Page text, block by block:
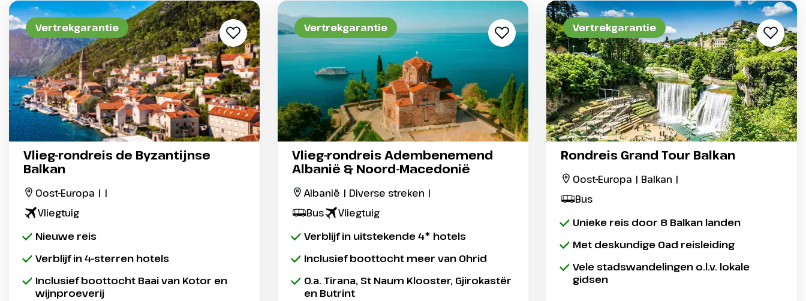
Vertrekgarantie
Vlieg-rondreis de Byzantijnse
Balkan
Oost-Europa | |
Vliegtuig
Nieuwe reis
Verblijf in 4-sterren hotels
Inclusief boottocht Baai van Kotor en
wijnproeverij
Vertrekgarantie
Vlieg-rondreis Adembenemend
Albanië & Noord-Macedonië
Albanië | Diverse streken |
Bus
Vliegtuig
Verblijf in uitstekende 4* hotels
Inclusief boottocht meer van Ohrid
O.a. Tirana, St Naum Klooster, Gjirokastër
en Butrint
Vertrekgarantie
Rondreis Grand Tour Balkan
Oost-Europa | Balkan |
Bus
Unieke reis door 8 Balkan landen
Met deskundige Oad reisleiding
Vele stadswandelingen o.l.v. lokale
gidsen